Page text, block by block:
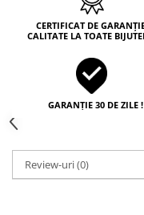
CERTIFICAT DE
CALITATE LA TOATE
GARANȚIE 30 DE ZILE !
Review-uri(0)